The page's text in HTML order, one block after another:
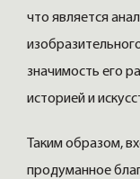
что является
значимость его
историей и
Таким образом,
продуманное